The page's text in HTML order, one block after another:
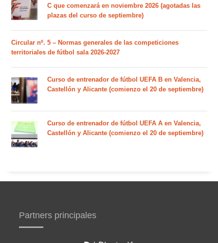
C que comenzará en noviembre 2026 (agotadas las
plazas del curso de septiembre)
Circular nº. 5 – Normas generales de las competiciones
territoriales de fútbol sala 2026-2027
Curso de entrenador de fútbol UEFA B en Valencia,
Castellón y Alicante (comienzo el 20 de septiembre)
Curso de entrenador de fútbol UEFA A en Valencia,
Castellón y Alicante (comienzo el 20 de septiembre)
Partners principales